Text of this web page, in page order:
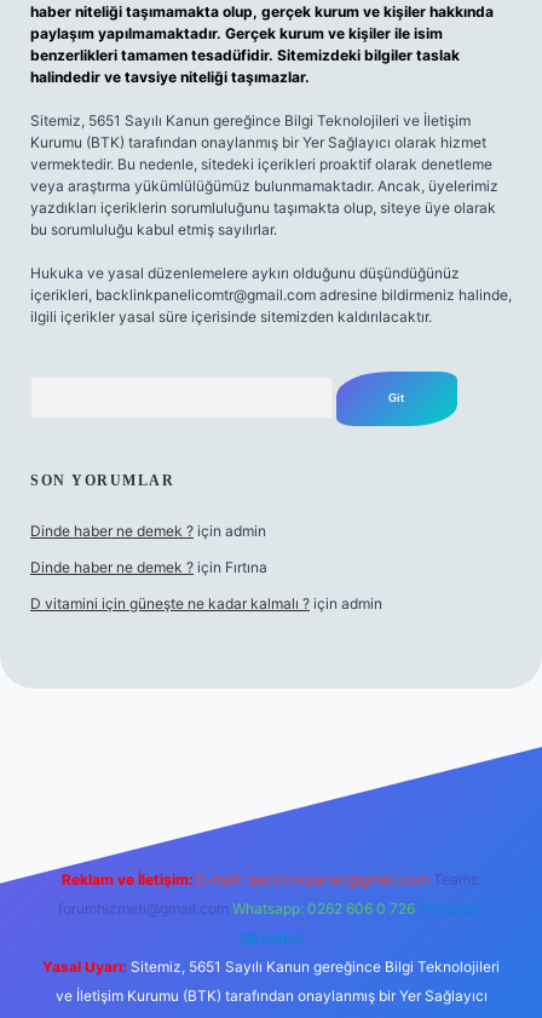
haber niteliği taşımamakta olup, gerçek kurum ve kişiler hakkında
paylaşım yapılmamaktadır. Gerçek kurum ve kişiler ile isim
benzerlikleri tamamen tesadüfidir. Sitemizdeki bilgiler taslak
halindedir ve tavsiye niteliği taşımazlar.
Sitemiz, 5651 Sayılı Kanun gereğince Bilgi Teknolojileri ve İletişim
Kurumu (BTK) tarafından onaylanmış bir Yer Sağlayıcı olarak hizmet
vermektedir. Bu nedenle, sitedeki içerikleri proaktif olarak denetleme
veya araştırma yükümlülüğümüz bulunmamaktadır. Ancak, üyelerimiz
yazdıkları içeriklerin sorumluluğunu taşımakta olup, siteye üye olarak
bu sorumluluğu kabul etmiş sayılırlar.
Hukuka ve yasal düzenlemelere aykırı olduğunu düşündüğünüz
içerikleri, backlinkpanelicomtr@gmail.com adresine bildirmeniz halinde,
ilgili içerikler yasal süre içerisinde sitemizden kaldırılacaktır.
SON YORUMLAR
Dinde haber ne demek ? için admin
Dinde haber ne demek ? için Fırtına
D vitamini için güneşte ne kadar kalmalı ? için admin
Reklam ve İletişim: E-mail: backlinkpaneli@gmail.com Teams:
forumhizmeti@gmail.com Whatsapp: 0262 606 0 726 Telegram:
@karabul
Yasal Uyarı: Sitemiz, 5651 Sayılı Kanun gereğince Bilgi Teknolojileri
ve İletişim Kurumu (BTK) tarafından onaylanmış bir Yer Sağlayıcı